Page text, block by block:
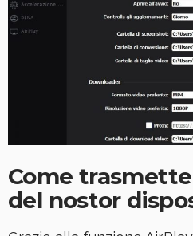
Come
del nostor